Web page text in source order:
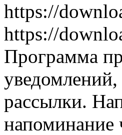
https://
https://
Программа
рассылки.
напоминание